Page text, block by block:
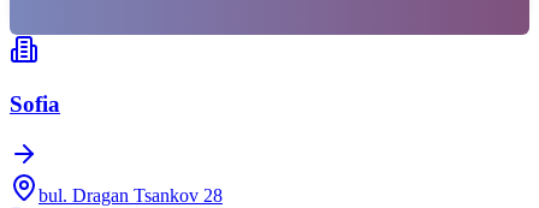
Sofia
bul. Dragan Tsankov 28